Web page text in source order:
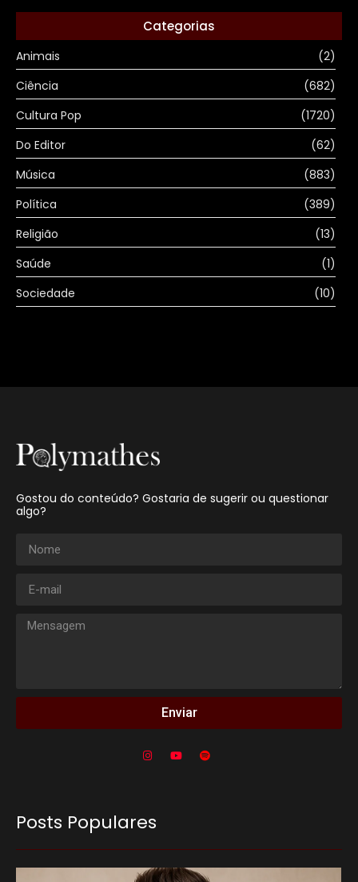
Categorias
Animais
(2)
Ciência
(682)
Cultura Pop
(1720)
Do Editor
(62)
Música
(883)
Política
(389)
Religião
(13)
Saúde
(1)
Sociedade
(10)
Gostou do conteúdo? Gostaria de sugerir ou questionar
algo?
Enviar
Posts Populares